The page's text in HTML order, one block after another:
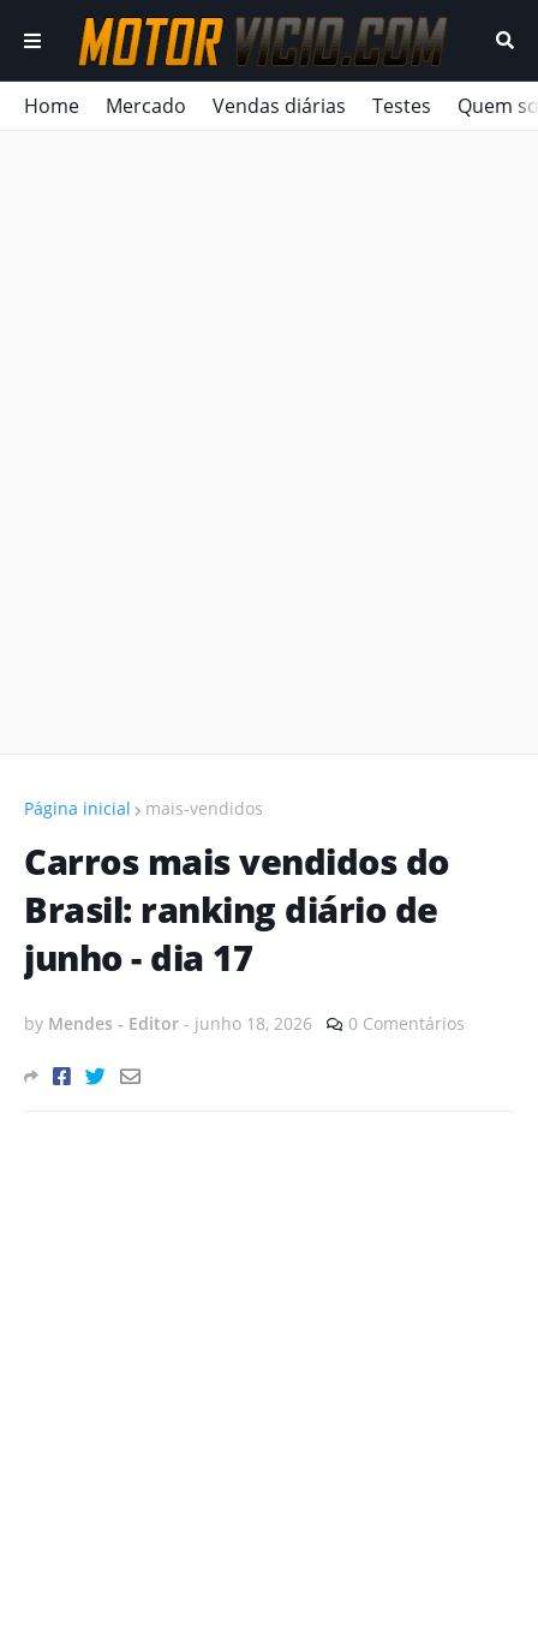
Home Mercado Vendas diárias Testes Quem
Página inicial mais-vendidos
Carros mais vendidos do
Brasil: ranking diário de
junho - dia 17
by Mendes - Editor - junho 18, 2026 0 Comentários